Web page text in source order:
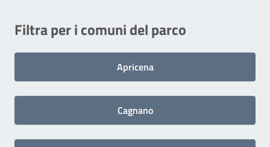
Filtra per i comuni del parco
Apricena
Cagnano